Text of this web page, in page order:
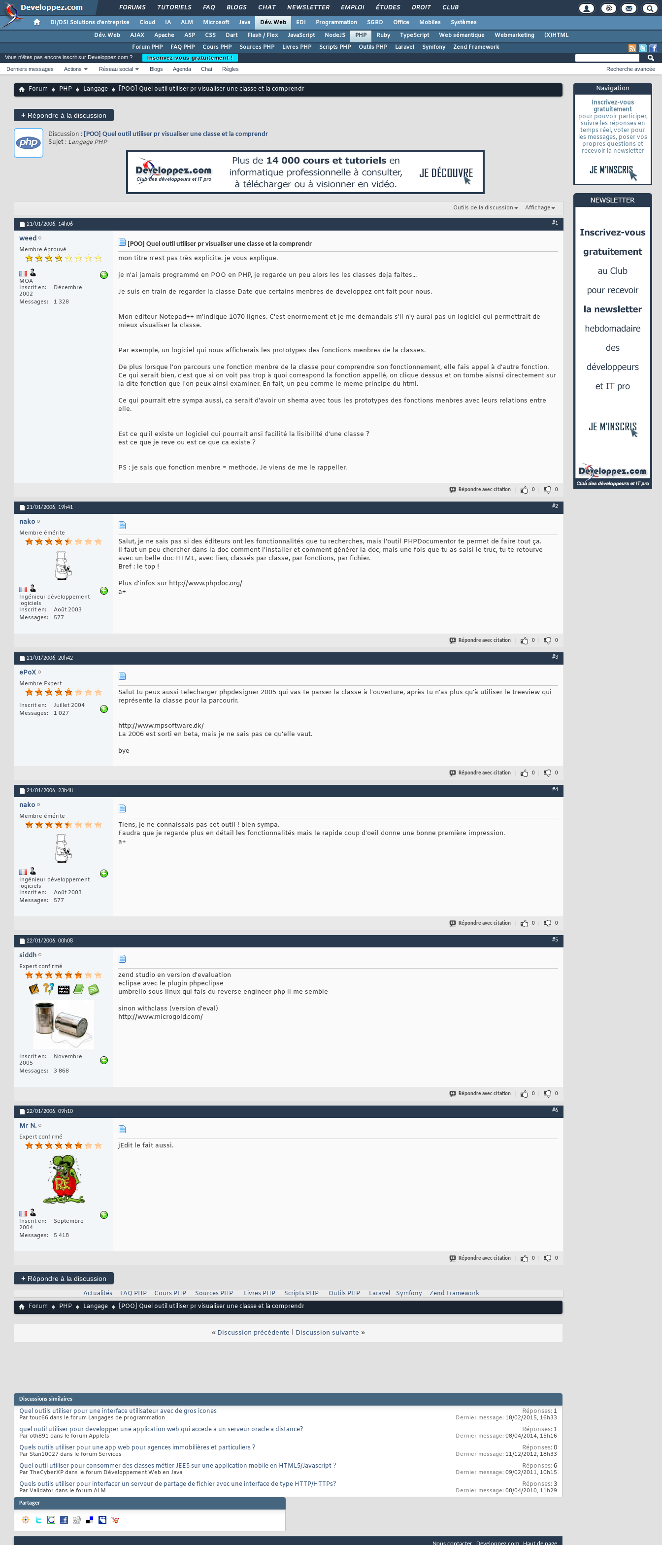
FORUMS TUTORIELS FAQ BLOGS CHAT NEWSLETTER EMPLOI ÉTUDES DROIT CLUB
DI/DSI Solutions d'entreprise Cloud IA ALM Microsoft Java Dév. Web EDI Programmation SGBD Office Mobiles
Systèmes
Dév. Web
AJAX Apache ASP CSS Dart Flash / Flex JavaScript NodeJS PHP Ruby TypeScript Web sémantique Webmarketing
(X)HTML
Forum PHP
FAQ PHP Cours PHP Sources PHP Livres PHP Scripts PHP Outils PHP Laravel Symfony Zend Framework
Navigation
Inscrivez-vous
gratuitement
pour pouvoir participer,
suivre les réponses en
temps réel, voter pour
les messages, poser vos
propres questions et
recevoir la newsletter
Vous n'êtes pas encore inscrit sur Developpez.com ?
Inscrivez-vous gratuitement !
Derniers messages
Actions Réseau social Blogs Agenda Chat Règles Recherche avancée
Forum PHP Langage [POO] Quel outil utiliser pr visualiser une classe et la comprendr
+ Répondre à la discussion
Discussion : [POO] Quel outil utiliser pr visualiser une classe et la comprendr
Sujet : Langage PHP
Outils de la discussion Affichage
21/01/2006, 14h06 #1
weed
Membre éprouvé
MOA
Inscrit en
Décembre
2002
Messages
1 328
[POO] Quel outil utiliser pr visualiser une classe et la comprendr
mon titre n'est pas très explicite. je vous explique.
je n'ai jamais programmé en POO en PHP, je regarde un peu alors les les classes deja faites...
Je suis en train de regarder la classe Date que certains menbres de developpez ont fait pour nous.
Mon editeur Notepad++ m'indique 1070 lignes. C'est enormement et je me demandais s'il n'y aurai pas un logiciel qui permettrait de
mieux visualiser la classe.
Par exemple, un logiciel qui nous afficherais les prototypes des fonctions menbres de la classes.
De plus lorsque l'on parcours une fonction menbre de la classe pour comprendre son fonctionnement, elle fais appel à d'autre fonction.
Ce qui serait bien, c'est que si on voit pas trop à quoi correspond la fonction appellé, on clique dessus et on tombe aisnsi directement sur
la dite fonction que l'on peux ainsi examiner. En fait, un peu comme le meme principe du html.
Ce qui pourrait etre sympa aussi, ca serait d'avoir un shema avec tous les prototypes des fonctions menbres avec leurs relations entre
elle.
Est ce qu'il existe un logiciel qui pourrait ansi facilité la lisibilité d'une classe ?
est ce que je reve ou est ce que ca existe ?
PS : je sais que fonction menbre = methode. Je viens de me le rappeller.
Répondre avec citation 0 0
21/01/2006, 19h41 #2
nako
Membre émérite
Ingénieur développement
logiciels
Inscrit en
Août 2003
Messages
577
Salut, je ne sais pas si des éditeurs ont les fonctionnalités que tu recherches, mais l'outil PHPDocumentor te permet de faire tout ça.
Il faut un peu chercher dans la doc comment l'installer et comment générer la doc, mais une fois que tu as saisi le truc, tu te retourve
avec un belle doc HTML, avec lien, classés par classe, par fonctions, par fichier.
Bref : le top !
Plus d'infos sur http://www.phpdoc.org/
a+
Répondre avec citation 0 0
21/01/2006, 20h42 #3
ePoX
Membre Expert
Inscrit en
Juillet 2004
Messages
1 027
Salut tu peux aussi telecharger phpdesigner 2005 qui vas te parser la classe à l'ouverture, après tu n'as plus qu'à utiliser le treeview qui
représente la classe pour la parcourir.
http://www.mpsoftware.dk/
La 2006 est sorti en beta, mais je ne sais pas ce qu'elle vaut.
bye
Répondre avec citation 0 0
21/01/2006, 23h48 #4
nako
Membre émérite
Ingénieur développement
logiciels
Inscrit en
Août 2003
Messages
577
Tiens, je ne connaissais pas cet outil ! bien sympa.
Faudra que je regarde plus en détail les fonctionnalités mais le rapide coup d'oeil donne une bonne première impression.
a+
Répondre avec citation 0 0
22/01/2006, 00h08 #5
siddh
Expert confirmé
Inscrit en
Novembre
2005
Messages
3 868
zend studio en version d'evaluation
eclipse avec le plugin phpeclipse
umbrello sous linux qui fais du reverse engineer php il me semble
sinon withclass (version d'eval)
http://www.microgold.com/
Répondre avec citation 0 0
22/01/2006, 09h10 #6
Mr N.
Expert confirmé
Inscrit en
Septembre
2004
Messages
5 418
jEdit le fait aussi.
Répondre avec citation 0 0
+ Répondre à la discussion
Actualités
FAQ PHP Cours PHP Sources PHP Livres PHP Scripts PHP Outils PHP Laravel Symfony
Zend Framework
Forum
PHP Langage [POO] Quel outil utiliser pr visualiser une classe et la comprendr
« Discussion précédente Discussion suivante »
Discussions similaires
Quel outils utiliser pour une interface utilisateur avec de gros icones
Par touc66 dans le forum Langages de programmation
Réponses: 1
Dernier message: 18/02/2015, 16h33
quel outil utiliser pour developper une application web qui accede a un serveur oracle a distance?
Par oth891 dans le forum Applets
Réponses: 1
Dernier message: 08/04/2014, 15h16
Quels outils utiliser pour une app web pour agences immobilières et particuliers ?
Par Stan10027 dans le forum Services
Réponses:0
Dernier message: 11/12/2012, 18h33
Quel outil utiliser pour consommer des classes métier JEE5 sur une application mobile en HTML5/Javascript ?
Par TheCyberXP dans le forum Développement Web en Java
Réponses:6
Dernier message: 09/02/2011, 10h15
Quels outils utiliser pour interfacer un serveur de partage de fichier avec une interface de type HTTP/HTTPs?
Par Validator dans le forum ALM
Réponses: 3
Dernier message: 08/04/2010, 11h29
Partager